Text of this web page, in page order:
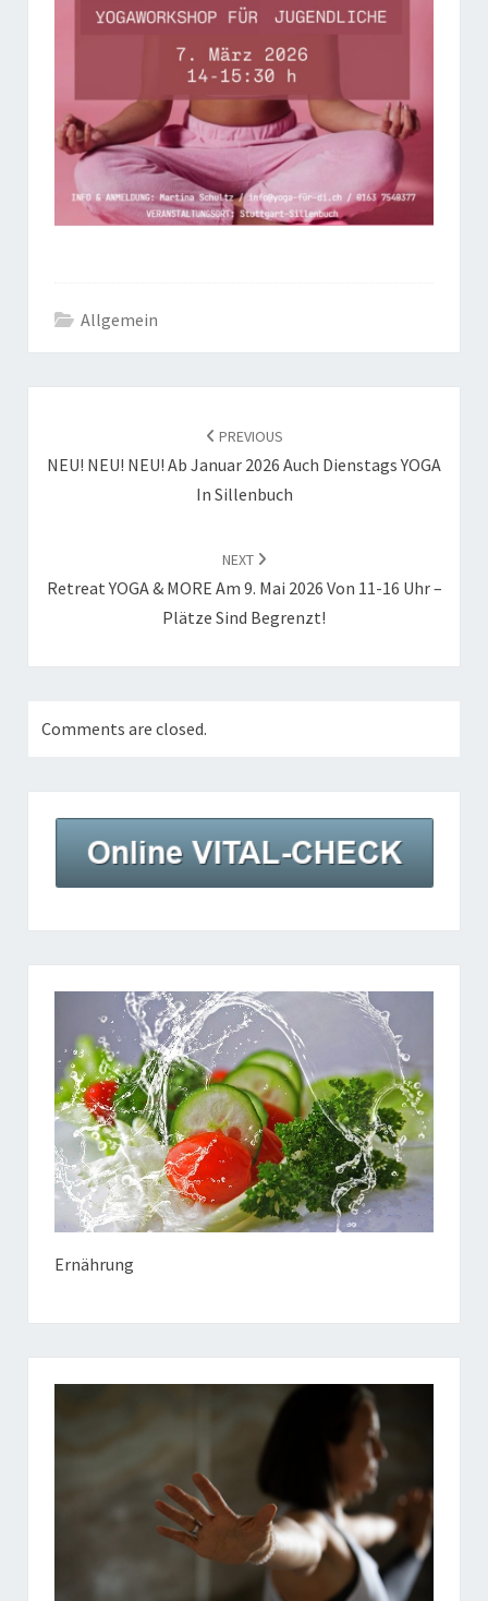
Allgemein
PREVIOUS
NEU! NEU! NEU! Ab Januar 2026 Auch Dienstags YOGA
In Sillenbuch
NEXT
Retreat YOGA & MORE Am 9. Mai 2026 Von 11-16 Uhr –
Plätze Sind Begrenzt!
Comments are closed.
Ernährung